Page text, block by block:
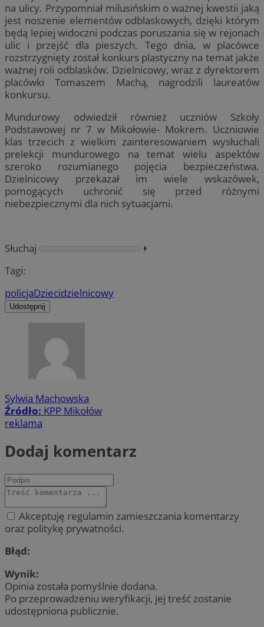
na ulicy. Przypomniał milusińskim o ważnej kwestii jaką
jest noszenie elementów odblaskowych, dzięki którym
będą lepiej widoczni podczas poruszania się w rejonach
ulic i przejść dla pieszych. Tego dnia, w placówce
rozstrzygnięty został konkurs plastyczny na temat jakże
ważnej roli odblasków. Dzielnicowy, wraz z dyrektorem
placówki Tomaszem Machą, nagrodzili laureatów
konkursu.
Mundurowy odwiedził również uczniów Szkoły
Podstawowej nr 7 w Mikołowie- Mokrem. Uczniowie
klas trzecich z wielkim zainteresowaniem wysłuchali
prelekcji mundurowego na temat wielu aspektów
szeroko rozumianego pojęcia bezpieczeństwa.
Dzielnicowy przekazał im wiele wskazówek,
pomogących uchronić się przed różnymi
niebezpiecznymi dla nich sytuacjami.
Słuchaj
⏵︎
Tagi:
policjaDziecidzielnicowy
Udostępnij
Sylwia Machowska
Źródło: KPP Mikołów
reklama
Dodaj komentarz
Akceptuję regulamin zamieszczania komentarzy
oraz politykę prywatności.
Błąd:
Wynik:
Opinia została pomyślnie dodana.
Po przeprowadzeniu weryfikacji, jej treść zostanie
udostępniona publicznie.